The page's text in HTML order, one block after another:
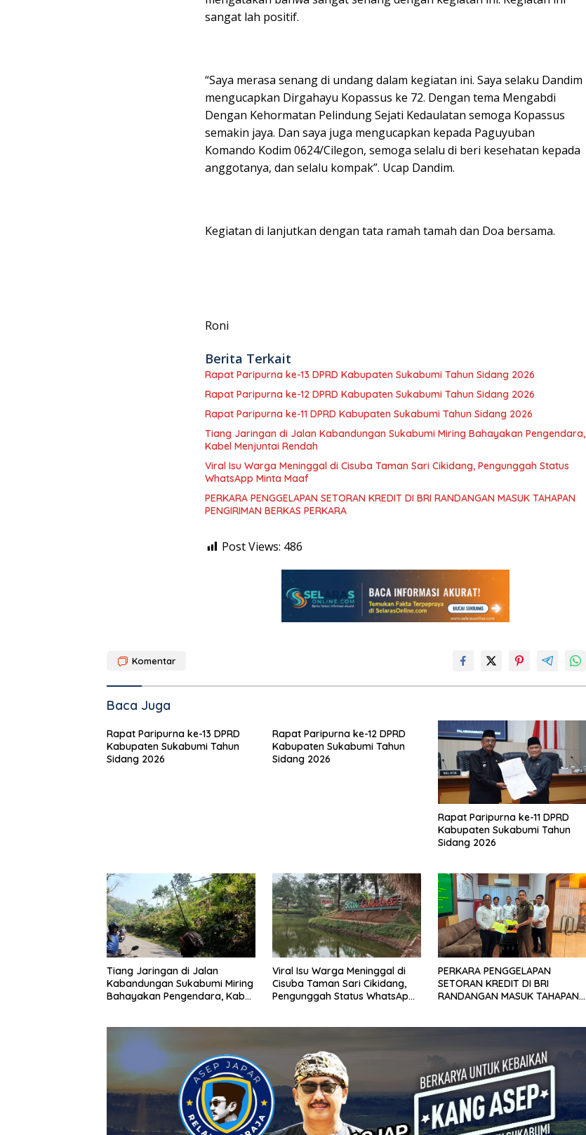
sangat lah positif.
“Saya merasa senang di undang dalam kegiatan ini. Saya selaku Dandim
mengucapkan Dirgahayu Kopassus ke 72. Dengan tema Mengabdi
Dengan Kehormatan Pelindung Sejati Kedaulatan semoga Kopassus
semakin jaya. Dan saya juga mengucapkan kepada Paguyuban
Komando Kodim 0624/Cilegon, semoga selalu di beri kesehatan kepada
anggotanya, dan selalu kompak”. Ucap Dandim.
Kegiatan di lanjutkan dengan tata ramah tamah dan Doa bersama.
Roni
Berita Terkait
Rapat Paripurna ke-13 DPRD Kabupaten Sukabumi Tahun Sidang 2026
Rapat Paripurna ke-12 DPRD Kabupaten Sukabumi Tahun Sidang 2026
Rapat Paripurna ke-11 DPRD Kabupaten Sukabumi Tahun Sidang 2026
Tiang Jaringan di Jalan Kabandungan Sukabumi Miring Bahayakan Pengendara,
Kabel Menjuntai Rendah
Viral Isu Warga Meninggal di Cisuba Taman Sari Cikidang, Pengunggah Status
WhatsApp Minta Maaf
PERKARA PENGGELAPAN SETORAN KREDIT DI BRI RANDANGAN MASUK TAHAPAN
PENGIRIMAN BERKAS PERKARA
Post Views: 486
Komentar
Baca Juga
Rapat Paripurna ke-13 DPRD
Kabupaten Sukabumi Tahun
Sidang 2026
Rapat Paripurna ke-12 DPRD
Kabupaten Sukabumi Tahun
Sidang 2026
Rapat Paripurna ke-11 DPRD
Kabupaten Sukabumi Tahun
Sidang 2026
Tiang Jaringan di Jalan
Kabandungan Sukabumi Miring
Bahayakan Pengendara, Kabel
Viral Isu Warga Meninggal di
Cisuba Taman Sari Cikidang,
Pengunggah Status WhatsApp
PERKARA PENGGELAPAN
SETORAN KREDIT DI BRI
RANDANGAN MASUK TAHAPAN